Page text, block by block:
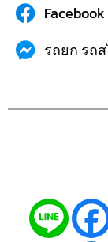
รถยก รถ